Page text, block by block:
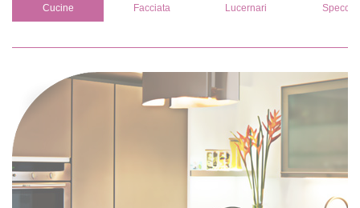
Cucine Facciata Lucernari Specchi